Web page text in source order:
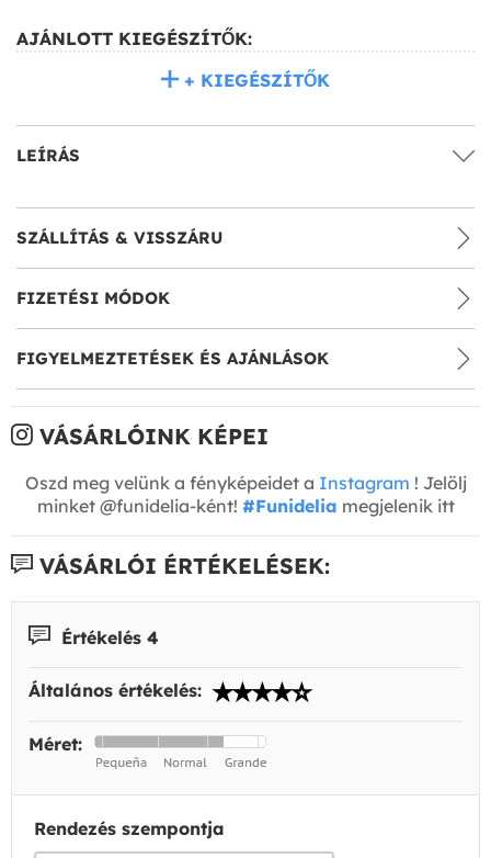
AJÁNLOTT KIEGÉSZÍTŐK:
+ KIEGÉSZÍTŐK
LEÍRÁS
SZÁLLÍTÁS & VISSZÁRU
FIZETÉSI MÓDOK
FIGYELMEZTETÉSEK ÉS AJÁNLÁSOK
VÁSÁRLÓINK KÉPEI
Oszd meg velünk a fényképeidet a Instagram ! Jelölj
minket @funidelia-ként! #Funidelia megjelenik itt
VÁSÁRLÓI ÉRTÉKELÉSEK:
Értékelés 4
Általános értékelés:
Méret:
Rendezés szempontja